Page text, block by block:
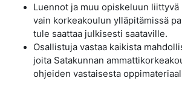
Luennot ja muu opiskeluun liittyvä
vain korkeakoulun ylläpitämissä
tule saattaa julkisesti saataville.
Osallistuja vastaa kaikista
joita Satakunnan
ohjeiden vastaisesta